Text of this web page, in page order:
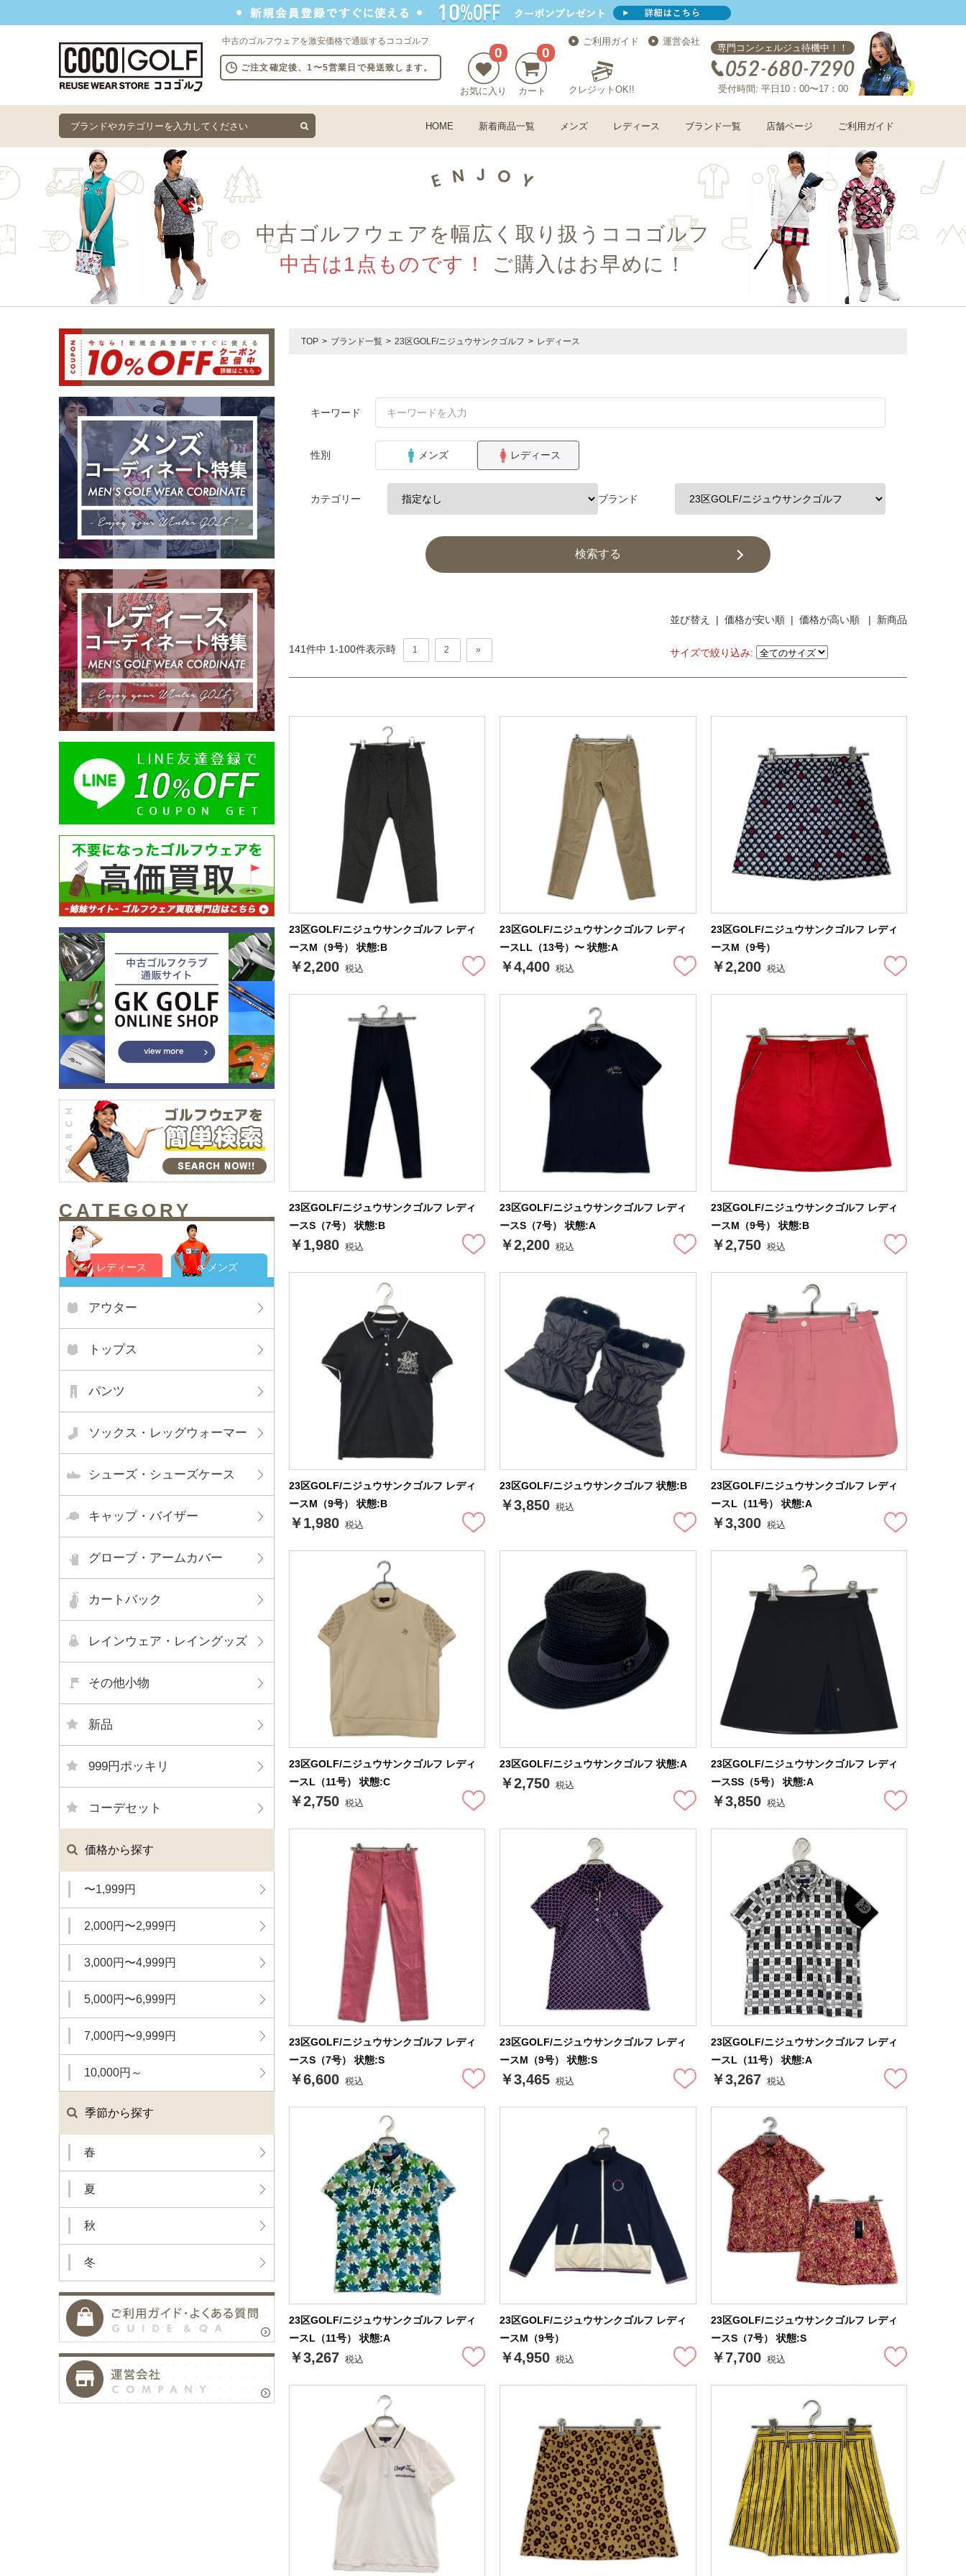
中古のゴルフウェアを激安価格で通販するココゴルフ
ご注文確定後、1〜5営業日で発送致します。
0
お気に入り
0
カート
ご利用ガイド 運営会社
クレジットOK!!
専門コンシェルジュ待機中！！
受付時間: 平日10：00〜17：00
HOME 新着商品一覧 メンズ レディース ブランド一覧 店舗ページ ご利用ガイド
中古ゴルフウェアを幅広く取り扱うココゴルフ
中古は1点ものです！ ご購入はお早めに！
CATEGORY
レディース メンズ
アウター
トップス
パンツ
ソックス・レッグウォーマー
シューズ・シューズケース
キャップ・バイザー
グローブ・アームカバー
カートバック
レインウェア・レイングッズ
その他小物
新品
999円ポッキリ
コーデセット
価格から探す
〜1,999円
2,000円〜2,999円
3,000円〜4,999円
5,000円〜6,999円
7,000円〜9,999円
10,000円～
季節から探す
春
夏
秋
冬
TOP > ブランド一覧 > 23区GOLF/ニジュウサンクゴルフ > レディース
キーワード
性別 メンズ レディース
カテゴリー ブランド
検索する
141件中 1-100件表示時 1 2 »
並び替え | 価格が安い順 | 価格が高い順 | 新商品
サイズで絞り込み:
23区GOLF/ニジュウサンクゴルフ レディ
ースM（9号） 状態:B
￥2,200 税込
23区GOLF/ニジュウサンクゴルフ レディ
ースLL（13号）〜 状態:A
￥4,400 税込
23区GOLF/ニジュウサンクゴルフ レディ
ースM（9号）
￥2,200 税込
23区GOLF/ニジュウサンクゴルフ レディ
ースS（7号） 状態:B
￥1,980 税込
23区GOLF/ニジュウサンクゴルフ レディ
ースS（7号） 状態:A
￥2,200 税込
23区GOLF/ニジュウサンクゴルフ レディ
ースM（9号） 状態:B
￥2,750 税込
23区GOLF/ニジュウサンクゴルフ レディ
ースM（9号） 状態:B
￥1,980 税込
23区GOLF/ニジュウサンクゴルフ 状態:B
￥3,850 税込
23区GOLF/ニジュウサンクゴルフ レディ
ースL（11号） 状態:A
￥3,300 税込
23区GOLF/ニジュウサンクゴルフ レディ
ースL（11号） 状態:C
￥2,750 税込
23区GOLF/ニジュウサンクゴルフ 状態:A
￥2,750 税込
23区GOLF/ニジュウサンクゴルフ レディ
ースSS（5号） 状態:A
￥3,850 税込
23区GOLF/ニジュウサンクゴルフ レディ
ースS（7号） 状態:S
￥6,600 税込
23区GOLF/ニジュウサンクゴルフ レディ
ースM（9号） 状態:S
￥3,465 税込
23区GOLF/ニジュウサンクゴルフ レディ
ースL（11号） 状態:A
￥3,267 税込
23区GOLF/ニジュウサンクゴルフ レディ
ースL（11号） 状態:A
￥3,267 税込
23区GOLF/ニジュウサンクゴルフ レディ
ースM（9号）
￥4,950 税込
23区GOLF/ニジュウサンクゴルフ レディ
ースS（7号） 状態:S
￥7,700 税込